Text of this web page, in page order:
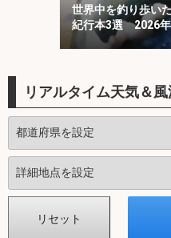
世界中を釣り歩い
紀行本3選 2026年
50周年
リアルタイム天気＆